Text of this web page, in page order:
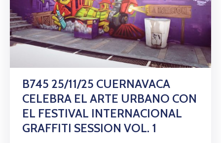
B745 25/11/25 CUERNAVACA
CELEBRA EL ARTE URBANO CON
EL FESTIVAL INTERNACIONAL
GRAFFITI SESSION VOL. 1